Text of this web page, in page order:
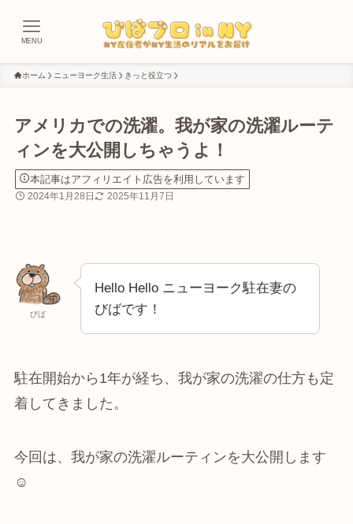
MENU
ホーム ニューヨーク生活 きっと役立つ
アメリカでの洗濯。我が家の洗濯ルーテ
ィンを大公開しちゃうよ！
本記事はアフィリエイト広告を利用しています
2024年1月28日 2025年11月7日
びば
Hello Hello ニューヨーク駐在妻の
びばです！
駐在開始から1年が経ち、我が家の洗濯の仕方も定
着してきました。
今回は、我が家の洗濯ルーティンを大公開します
☺